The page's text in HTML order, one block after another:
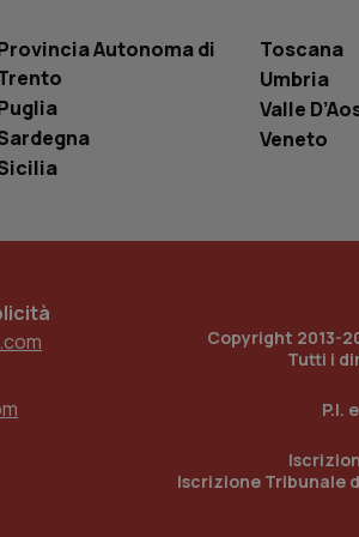
Autonoma di
Toscana
Umbria
Valle
Veneto
Copyright 2013-
Tutti i
P.I.
Iscrizione Tribunale
del sito web sta
di
traccia
incorporati
del sito web sta
di
per abilitare il
con identity